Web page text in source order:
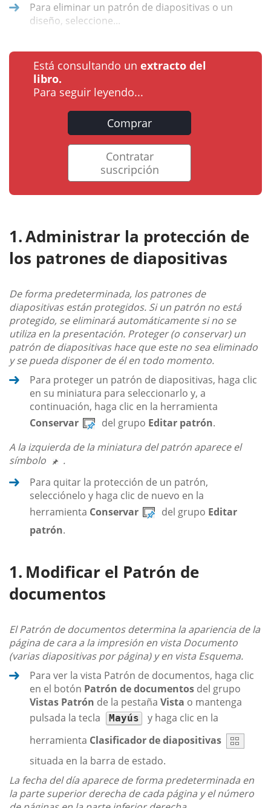
Para eliminar un patrón de diapositivas o un
diseño, seleccione...
Está consultando un extracto del
libro.
Para seguir leyendo...
Comprar
Contratar
suscripción
Administrar la protección de
los patrones de diapositivas
De forma predeterminada, los patrones de
diapositivas están protegidos. Si un patrón no está
protegido, se eliminará automáticamente si no se
utiliza en la presentación. Proteger (o conservar) un
patrón de diapositivas hace que este no sea eliminado
y se pueda disponer de él en todo momento.
Para proteger un patrón de diapositivas, haga clic
en su miniatura para seleccionarlo y, a
continuación, haga clic en la herramienta
Conservar
del grupo Editar patrón.
A la izquierda de la miniatura del patrón aparece el
símbolo
.
Para quitar la protección de un patrón,
selecciónelo y haga clic de nuevo en la
herramienta Conservar del grupo Editar
patrón.
Modificar el Patrón de
documentos
El Patrón de documentos determina la apariencia de la
página de cara a la impresión en vista Documento
(varias diapositivas por página) y en vista Esquema.
Para ver la vista Patrón de documentos, haga clic
en el botón Patrón de documentos del grupo
Vistas Patrón de la pestaña Vista o mantenga
pulsada la tecla
Mayús
y haga clic en la
herramienta Clasificador de diapositivas
situada en la barra de estado.
La fecha del día aparece de forma predeterminada en
la parte superior derecha de cada página y el número